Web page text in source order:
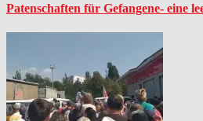
Patenschaften für Gefangene- eine